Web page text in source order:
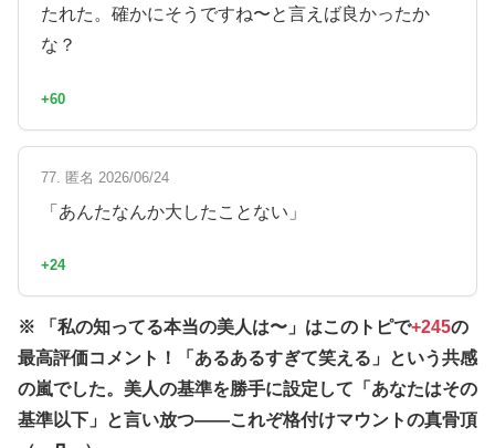
たれた。確かにそうですね〜と言えば良かったか
な？
+60
77. 匿名 2026/06/24
「あんたなんか大したことない」
+24
※ 「私の知ってる本当の美人は〜」はこのトピで+245の
最高評価コメント！「あるあるすぎて笑える」という共感
の嵐でした。美人の基準を勝手に設定して「あなたはその
基準以下」と言い放つ——これぞ格付けマウントの真骨頂